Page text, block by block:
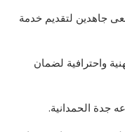
جاهدين لتقديم خدمة
واحترافية لضمان
جدة الحمدانية.